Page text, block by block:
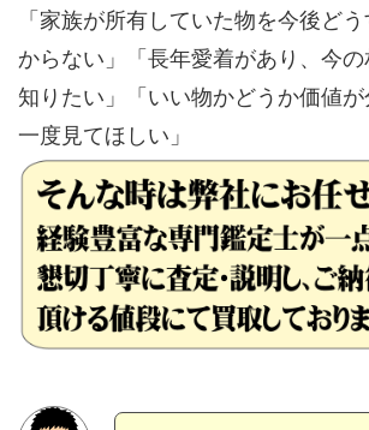
「家族が所有していた物を今後ど
からない」「長年愛着があり、今
知りたい」「いい物かどうか価値
一度見てほしい」